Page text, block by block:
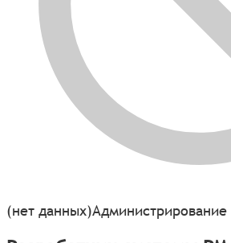
(нет данных)Администрирование